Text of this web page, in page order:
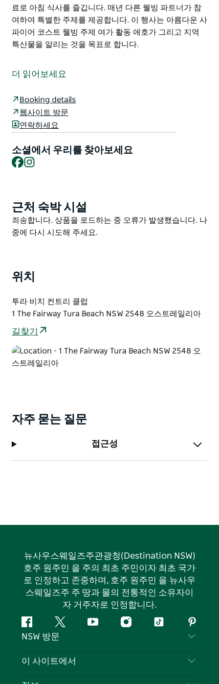
료로 아침 식사를 즐깁니다. 매년 다른 웰빙 파트너가 참
여하여 특별한 주제를 제공합니다. 이 행사는 아름다운 사
파이어 코스트 웰빙 주제 여가 활동 애호가 그리고 지역
특산물을 알리는 것을 목표로 합니다.
코스를 따라 3km를 걸어 투라 해변까지 이동합니다. 일
날이 밝으면 참가자들은 함께 클럽하우스로 돌아와 지역
업체에서 제공한 음식과 음료로 아침 식사를 즐깁니다.
매년 다른 웰빙 파트너가 참여하여 특별한 주제를 제공합
이 행사는 아름다운 사파이어 코스트 웰빙 주제 여가 활동
애호가 그리고 지역 특산물을 알리는 것을 목표로 합니다.
더 읽어보세요
Booking details
웹사이트 방문
연락하세요
소셜에서 우리를 찾아보세요
Facebook
Product
List
근처 숙박 시설
Product
List
죄송합니다. 상품을 로드하는 중 오류가 발생했습니다. 나
중에 다시 시도해 주세요.
위치
투라 비치 컨트리 클럽
1 The Fairway Tura Beach NSW 2548 오스트레일리아
길찾기
자주 묻는 질문
접근성
뉴사우스웨일즈주관광청(Destination NSW)
호주 원주민 을 주의 최초 주민이자 최초 국가
로 인정하고 존중하며, 호주 원주민 을 뉴사우
스웨일즈주 주 땅과 물의 전통적인 소유자이
자 거주자로 인정합니다.
페
이
북
지
다
유
인
틱
핀
터
스
NSW 방문
문의하기
이 사이트에서
목적지